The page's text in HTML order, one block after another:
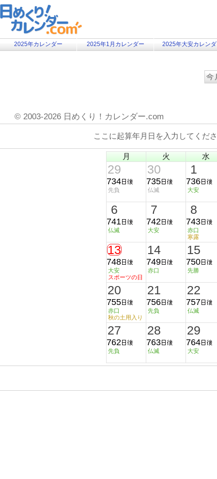
2025年カレンダー 2025年1月カレンダー 2025年大安カレン
© 2003-2026 日めくり！カレンダー.com
ここに起算年月日を入力してく
月 火 水
29
734
先負
30
735
仏滅
1
736
大安
6
741
仏滅
7
742
大安
8
743
赤口
寒露
13
748
大安
スポーツの日
14
749
赤口
15
750
先勝
20
755
赤口
秋の土用入り
21
756
先負
22
757
仏滅
27
762
先負
28
763
仏滅
29
764
大安